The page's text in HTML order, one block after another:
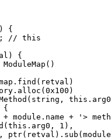
{
// this
{
{
module.name + '>
1),